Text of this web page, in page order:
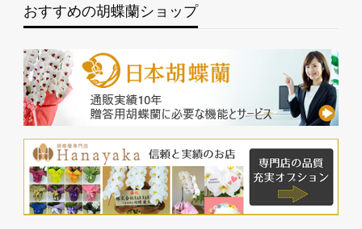
おすすめの胡蝶蘭ショップ